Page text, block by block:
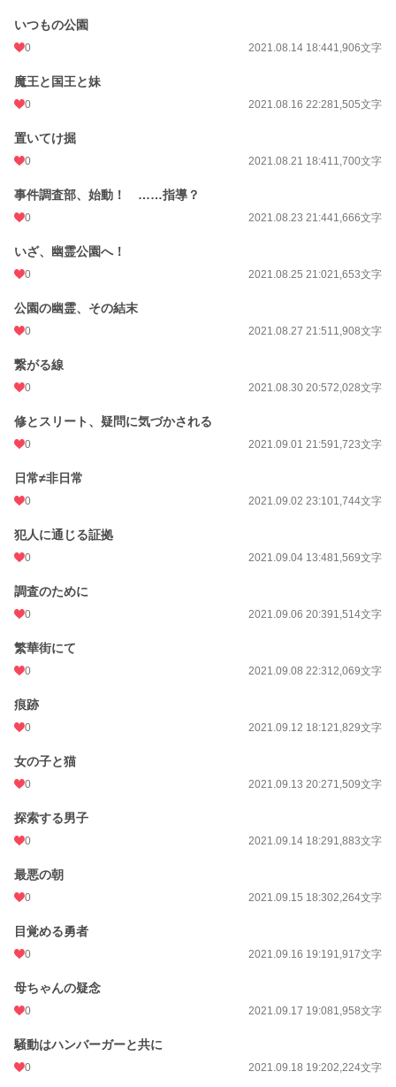
いつもの公園
0 2021.08.14 18:441,906文字
魔王と国王と妹
0 2021.08.16 22:281,505文字
置いてけ掘
0 2021.08.21 18:411,700文字
事件調査部、始動！ ……指導？
0 2021.08.23 21:441,666文字
いざ、幽霊公園へ！
0 2021.08.25 21:021,653文字
公園の幽霊、その結末
0 2021.08.27 21:511,908文字
繋がる線
0 2021.08.30 20:572,028文字
修とスリート、疑問に気づかされる
0 2021.09.01 21:591,723文字
日常≠非日常
0 2021.09.02 23:101,744文字
犯人に通じる証拠
0 2021.09.04 13:481,569文字
調査のために
0 2021.09.06 20:391,514文字
繁華街にて
0 2021.09.08 22:312,069文字
痕跡
0 2021.09.12 18:121,829文字
女の子と猫
0 2021.09.13 20:271,509文字
探索する男子
0 2021.09.14 18:291,883文字
最悪の朝
0 2021.09.15 18:302,264文字
目覚める勇者
0 2021.09.16 19:191,917文字
母ちゃんの疑念
0 2021.09.17 19:081,958文字
騒動はハンバーガーと共に
0 2021.09.18 19:202,224文字